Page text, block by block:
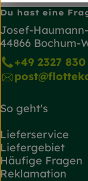
Du hast eine
Josef-
44866 Bochum-
+49 2327
So geht's
Lieferservice
Liefergebiet
Häufige Fragen
Reklamation